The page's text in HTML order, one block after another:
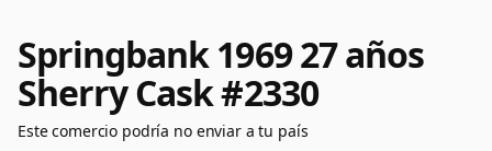
Springbank 1969 27 años
Sherry Cask #2330
Este comercio podría no enviar a tu país